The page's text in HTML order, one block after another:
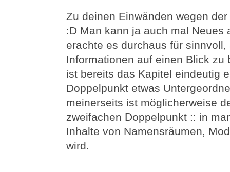
Zu deinen Einwänden wegen
:D Man kann ja auch mal
erachte es durchaus für
Informationen auf einen Blick
ist bereits das Kapitel eindeutig
Doppelpunkt etwas
meinerseits ist möglicherweise
zweifachen Doppelpunkt :: in
Inhalte von Namensräumen,
wird.